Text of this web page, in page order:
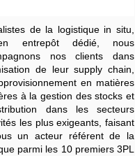
de la logistique in situ,
entrepôt dédié, nous
nos clients dans
de leur supply chain,
en matières
à la gestion des stocks et
dans les secteurs
les plus exigeants, faisant
un acteur référent de la
parmi les 10 premiers 3PL